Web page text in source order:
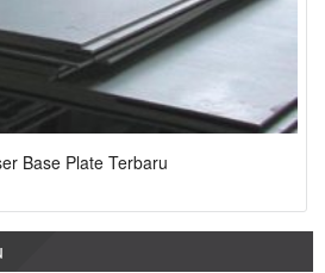
Base Plate Terbaru